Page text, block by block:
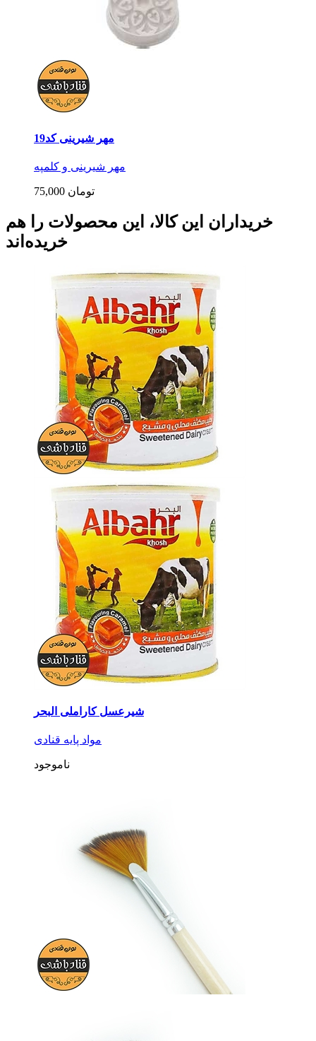
مهر شیرینی کد19
مهر شیرینی و کلمپه
75,000 تومان
خریداران این کالا، این محصولات را هم
خریده‌اند
شیرعسل کاراملی البحر
مواد پایه قنادی
ناموجود